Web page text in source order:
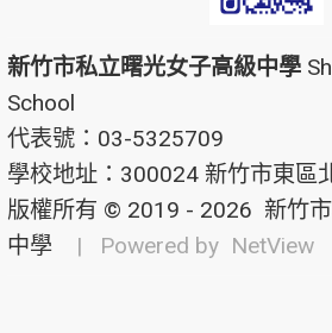
新竹市私立曙光女子高級中學
School
代表號：03-5325709
學校地址：300024 新竹市東區
版權所有 © 2019 - 2026 新竹
中學
| Powered by NetView